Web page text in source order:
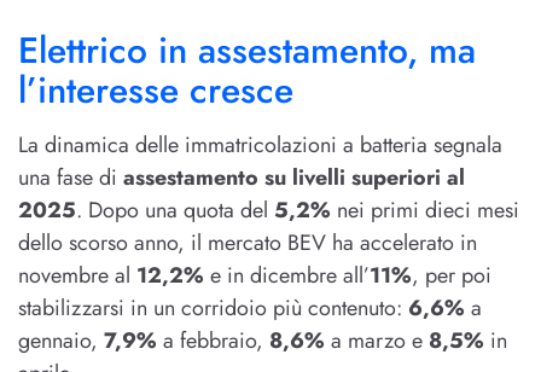
Elettrico in assestamento, ma
l’interesse cresce
La dinamica delle immatricolazioni a batteria segnala
una fase di assestamento su livelli superiori al
2025. Dopo una quota del 5,2% nei primi dieci mesi
dello scorso anno, il mercato BEV ha accelerato in
novembre al 12,2% e in dicembre all’11%, per poi
stabilizzarsi in un corridoio più contenuto: 6,6% a
gennaio, 7,9% a febbraio, 8,6% a marzo e 8,5% in